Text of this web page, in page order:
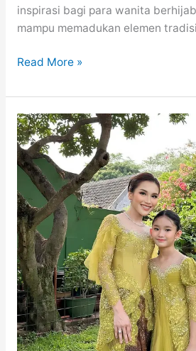
inspirasi bagi para wanita
mampu memadukan elemen
Outfit
Hijab
ala
Aurel
Hermansyah
Read More »